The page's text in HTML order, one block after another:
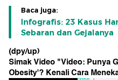
Baca juga:
Infografis: 23 Kasus
Sebaran dan Gejalanya
(dpy/up)
Simak Video "Video: Punya
Obesity'? Kenali Cara